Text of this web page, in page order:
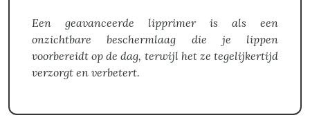
Een geavanceerde lipprimer is als een
onzichtbare beschermlaag die je lippen
voorbereidt op de dag, terwijl het ze tegelijkertijd
verzorgt en verbetert.